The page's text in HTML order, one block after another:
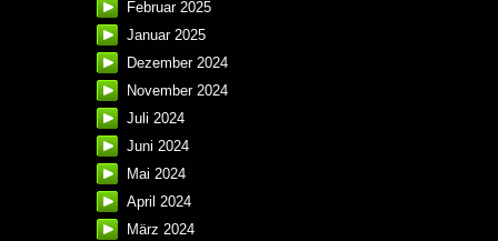
Februar 2025
Januar 2025
Dezember 2024
November 2024
Juli 2024
Juni 2024
Mai 2024
April 2024
März 2024